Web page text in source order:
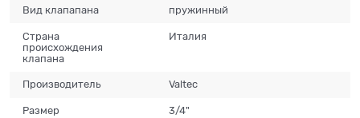
Вид клапапана пружинный
Страна
происхождения
клапана
Италия
Производитель Valtec
Размер 3/4"